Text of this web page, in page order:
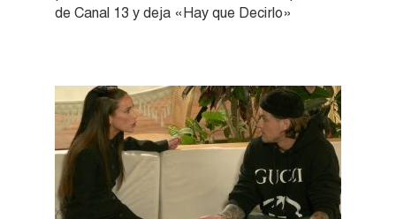
de Canal 13 y deja «Hay que Decirlo»